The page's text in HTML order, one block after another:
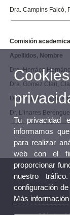
Dra. Campíns Falcó,
Comisión
Apellidos, Nombre
Dra. Herráez
Dra. Gómez Clari,
Dr. Mínguez
Dr. Llinares
Tu privacidad
informamos
para realizar
web con el
proporcionar
nuestro
configuración
Más información